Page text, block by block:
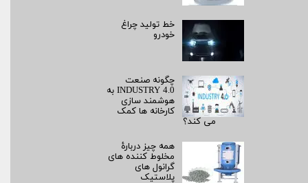
خط تولید چراغ
خودرو
چگونه صنعت
INDUSTRY 4.0 به
هوشمند سازی
کارخانه ها کمک
می کند؟
همه چیز دربارۀ
مخلوط کننده های
گرانول های
پلاستیک